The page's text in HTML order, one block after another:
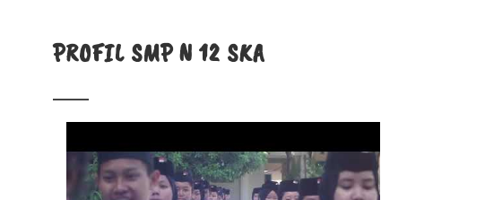
PROFIL SMP N 12 SKA